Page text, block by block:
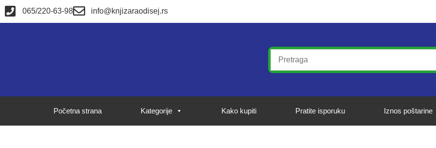
065/220-63-98 info@knjizaraodisej.rs
Početna strana Kategorije Kako kupiti Pratite isporuku Iznos poštarine